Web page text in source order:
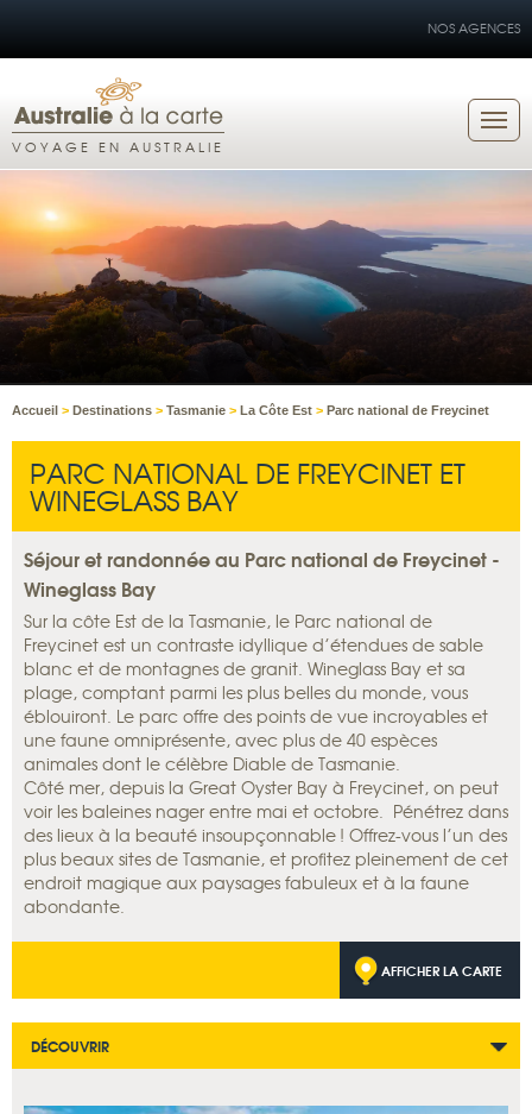
NOS AGENCES
VOYAGE EN AUSTRALIE
Accueil > Destinations > Tasmanie > La Côte Est > Parc national de Freycinet
PARC NATIONAL DE FREYCINET ET
WINEGLASS BAY
Séjour et randonnée au Parc national de Freycinet -
Wineglass Bay
Sur la côte Est de la Tasmanie, le Parc national de
Freycinet est un contraste idyllique d’étendues de sable
blanc et de montagnes de granit. Wineglass Bay et sa
plage, comptant parmi les plus belles du monde, vous
éblouiront. Le parc offre des points de vue incroyables et
une faune omniprésente, avec plus de 40 espèces
animales dont le célèbre Diable de Tasmanie.
Côté mer, depuis la Great Oyster Bay à Freycinet, on peut
voir les baleines nager entre mai et octobre. Pénétrez dans
des lieux à la beauté insoupçonnable ! Offrez-vous l’un des
plus beaux sites de Tasmanie, et profitez pleinement de cet
endroit magique aux paysages fabuleux et à la faune
abondante.
AFFICHER LA CARTE
DÉCOUVRIR